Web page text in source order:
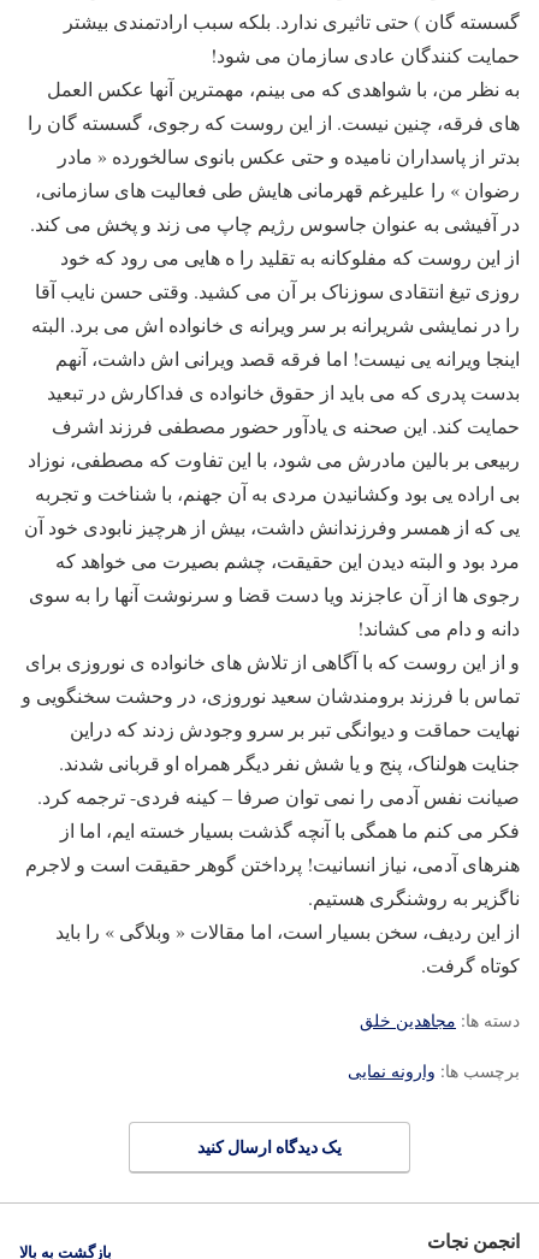
گسسته گان ) حتی تاثیری ندارد. بلکه سبب ارادتمندی بیشتر
حمایت کنندگان عادی سازمان می شود!
به نظر من، با شواهدی که می بینم، مهمترین آنها عکس العمل
های فرقه، چنین نیست. از این روست که رجوی، گسسته گان را
بدتر از پاسداران نامیده و حتی عکس بانوی سالخورده « مادر
رضوان » را علیرغم قهرمانی هایش طی فعالیت های سازمانی،
در آفیشی به عنوان جاسوس رژیم چاپ می زند و پخش می کند.
از این روست که مفلوکانه به تقلید را ه هایی می رود که خود
روزی تیغ انتقادی سوزناک بر آن می کشید. وقتی حسن نایب آقا
را در نمایشی شریرانه بر سر ویرانه ی خانواده اش می برد. البته
اینجا ویرانه یی نیست! اما فرقه قصد ویرانی اش داشت، آنهم
بدست پدری که می باید از حقوق خانواده ی فداکارش در تبعید
حمایت کند. این صحنه ی یادآور حضور مصطفی فرزند اشرف
ربیعی بر بالین مادرش می شود، با این تفاوت که مصطفی، نوزاد
بی اراده یی بود وکشانیدن مردی به آن جهنم، با شناخت و تجربه
یی که از همسر وفرزندانش داشت، بیش از هرچیز نابودی خود آن
مرد بود و البته دیدن این حقیقت، چشم بصیرت می خواهد که
رجوی ها از آن عاجزند ویا دست قضا و سرنوشت آنها را به سوی
دانه و دام می کشاند!
و از این روست که با آگاهی از تلاش های خانواده ی نوروزی برای
تماس با فرزند برومندشان سعید نوروزی، در وحشت سخنگویی و
نهایت حماقت و دیوانگی تبر بر سرو وجودش زدند که دراین
جنایت هولناک، پنج و یا شش نفر دیگر همراه او قربانی شدند.
صیانت نفس آدمی را نمی توان صرفا – کینه فردی- ترجمه کرد.
فکر می کنم ما همگی با آنچه گذشت بسیار خسته ایم، اما از
هنرهای آدمی، نیاز انسانیت! پرداختن گوهر حقیقت است و لاجرم
ناگزیر به روشنگری هستیم.
از این ردیف، سخن بسیار است، اما مقالات « وبلاگی » را باید
کوتاه گرفت.
دسته ها: مجاهدین خلق
برچسب ها: وارونه نمایی
یک دیدگاه ارسال کنید
انجمن نجات بازگشت به بالا